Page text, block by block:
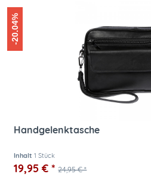
-20.04%
Handgelenktasche
Inhalt1 Stück
19,95 € * 24,95 € *